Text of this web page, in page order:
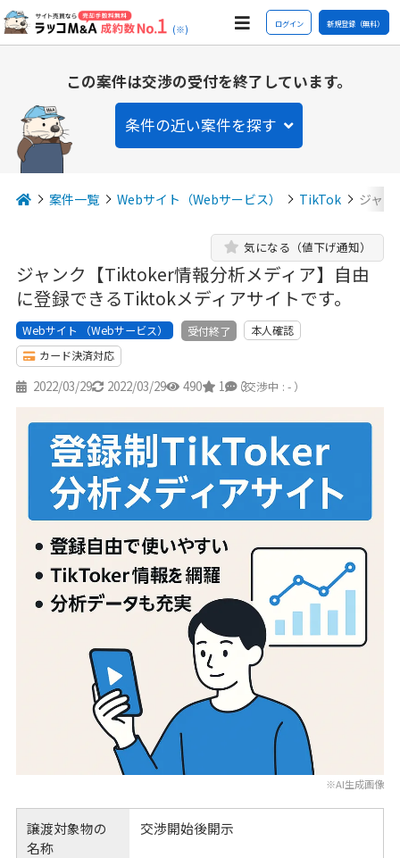
(※) ログイン 新規登録（無料）
この案件は交渉の受付を終了しています。
条件の近い案件を探す
案件一覧 Webサイト（Webサービス） TikTok ジャ
ジャンク【Tiktoker情報分析メディア】自由
に登録できるTiktokメディアサイトです。
気になる（値下げ通知）
Webサイト （Webサービス） 受付終了
本人確認
カード決済対応
2022/03/29 2022/03/29 490 1 3
（交渉中 : - ）
※AI生成画像
譲渡対象物の
名称
交渉開始後開示